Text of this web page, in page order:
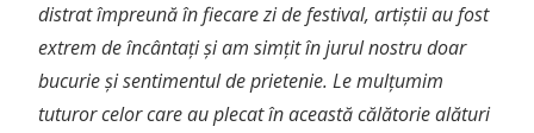
distrat împreună în fiecare zi de festival, artiștii au fost
extrem de încântațiși am simțit în jurul nostru doar
bucurieși sentimentul de prietenie. Le mulțumim
tuturor celor care au plecat în această călătorie alături